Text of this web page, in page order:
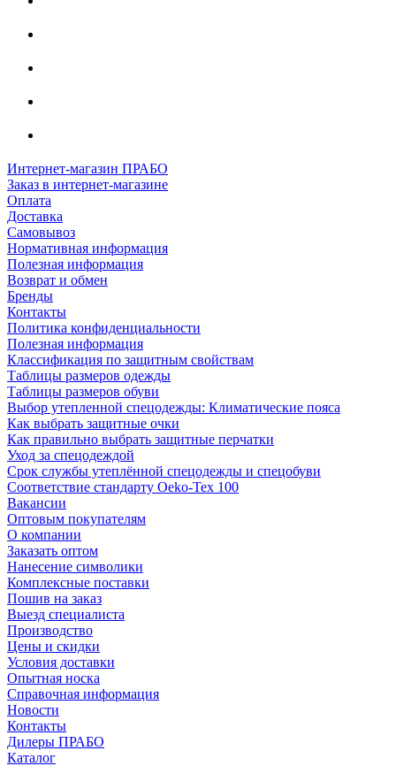
Интернет-магазин ПРАБО
Заказ в интернет-магазине
Оплата
Доставка
Самовывоз
Нормативная информация
Полезная информация
Возврат и обмен
Бренды
Контакты
Политика конфиденциальности
Полезная информация
Классификация по защитным свойствам
Таблицы размеров одежды
Таблицы размеров обуви
Выбор утепленной спецодежды: Климатические пояса
Как выбрать защитные очки
Как правильно выбрать защитные перчатки
Уход за спецодеждой
Срок службы утеплённой спецодежды и спецобуви
Соответствие стандарту Oeko-Tex 100
Вакансии
Оптовым покупателям
О компании
Заказать оптом
Нанесение символики
Комплексные поставки
Пошив на заказ
Выезд специалиста
Производство
Цены и скидки
Условия доставки
Опытная носка
Справочная информация
Новости
Контакты
Дилеры ПРАБО
Каталог